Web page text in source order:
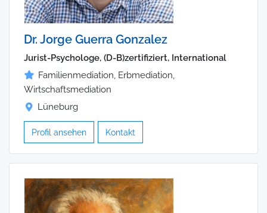
Dr. Jorge Guerra Gonzalez
Jurist-Psychologe, (D-B)zertifiziert, International
Familienmediation, Erbmediation,
Wirtschaftsmediation
Lüneburg
Profil ansehen Kontakt